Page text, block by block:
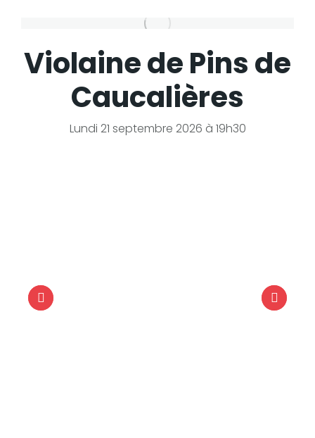
Violaine de Pins de
Caucalières
Lundi 21 septembre 2026 à 19h30